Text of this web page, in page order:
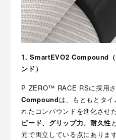
1. SmartEVO2 Compound（
ンド）
P ZERO™ RACE RSに採用
Compoundは、もともとタ
れたコンパウンドを進化させ
ピード、グリップ力、耐久性
元で両立している点にありま